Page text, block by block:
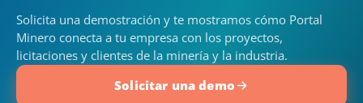
Solicita una demostración y te mostramos cómo Portal
Minero conecta a tu empresa con los proyectos,
licitaciones y clientes de la minería y la industria.
Solicitar una demo